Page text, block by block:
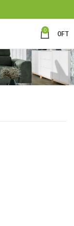
0 0FT